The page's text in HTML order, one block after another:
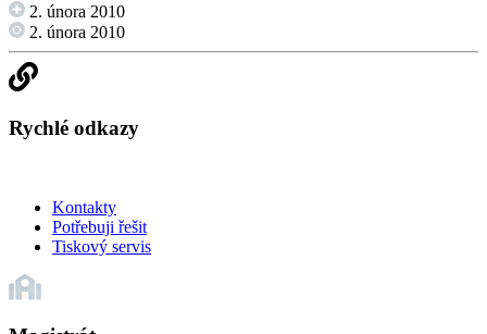
2. února 2010
2. února 2010
Rychlé odkazy
Kontakty
Potřebuji řešit
Tiskový servis